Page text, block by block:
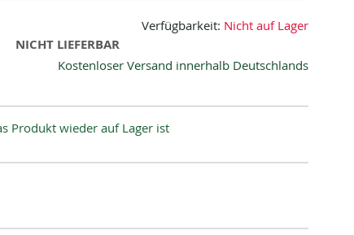
Verfügbarkeit: Nicht auf Lager
NICHT LIEFERBAR
Kostenloser Versand innerhalb Deutschlands
Produkt wieder auf Lager ist